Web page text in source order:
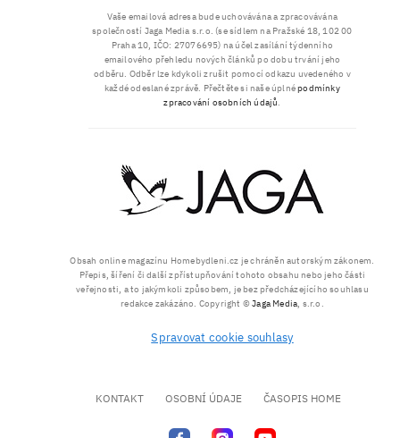
Obsah online magazínu Homebydleni.cz je chráněn autorským zákonem.
Přepis, šíření či další zpřístupňování tohoto obsahu nebo jeho části
veřejnosti, a to jakýmkoli způsobem, je bez předcházejícího souhlasu
redakce zakázáno. Copyright ©Jaga Media, s.r.o.
Spravovat cookie souhlasy
Vaše emailová adresa bude uchovávána a zpracovávána
společností Jaga Media s.r.o. (se sídlem na Pražské 18, 102 00
Praha 10, IČO: 27076695) na účel zasílání týdenního
emailového přehledu nových článků po dobu trvání jeho
odběru. Odběr lze kdykoli zrušit pomocí odkazu uvedeného v
každé odeslané zprávě. Přečtěte si naše úplnépodmínky
zpracování osobních údajů.
KONTAKT OSOBNÍ ÚDAJE ČASOPIS HOME